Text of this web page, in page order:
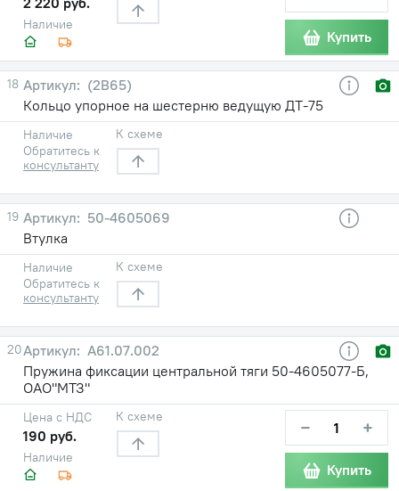
Наличие
Купить
18
(2В65)
Кольцо упорное на шестерню ведущую ДТ-75
Наличие
Обратитесь к
консультанту
К схеме
19
50-4605069
Втулка
Наличие
Обратитесь к
консультанту
К схеме
20
А61.07.002
Пружина фиксации центральной тяги 50-4605077-Б,
ОАО"МТЗ"
Наличие
Цена с НДС
190 руб.
К схеме − +
Купить